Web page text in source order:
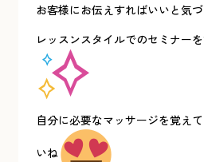
お客様にお伝えすればいいと気づ
レッスンスタイルでのセミナー
自分に必要なマッサージを覚え
いね